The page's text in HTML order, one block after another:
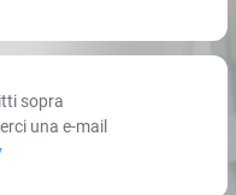
sopra
una e-mail